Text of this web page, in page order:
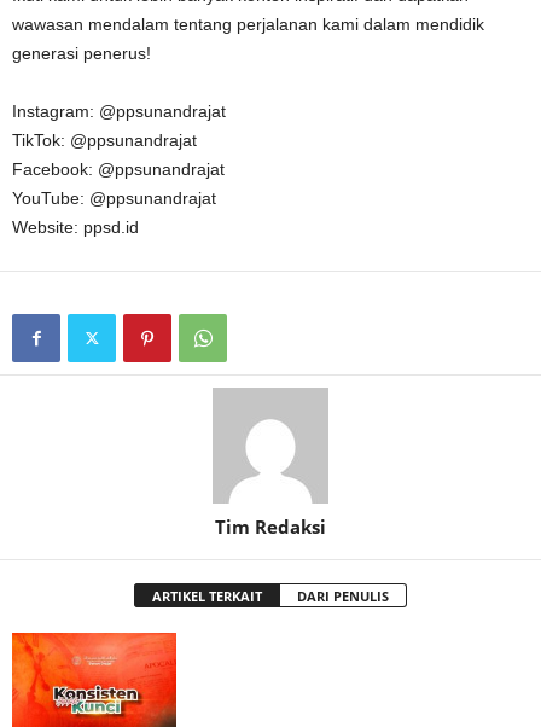
wawasan mendalam tentang perjalanan kami dalam mendidik
generasi penerus!
Instagram: @ppsunandrajat
TikTok: @ppsunandrajat
Facebook: @ppsunandrajat
YouTube: @ppsunandrajat
Website: ppsd.id
Tim Redaksi
ARTIKEL TERKAIT DARI PENULIS